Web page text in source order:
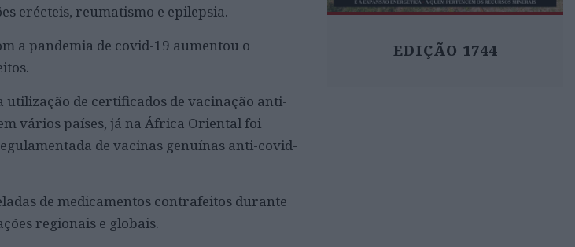
erécteis, reumatismo e epilepsia.
a pandemia de covid-19 aumentou o
de certificados de vacinação anti-
vários países, já na África Oriental foi
de vacinas genuínas anti-covid-
de medicamentos contrafeitos durante
regionais e globais.
EDIÇÃO 1744